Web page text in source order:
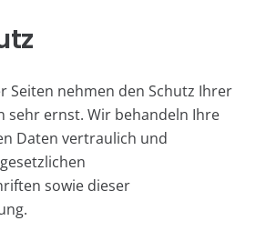
Seiten nehmen den Schutz Ihrer
sehr ernst. Wir behandeln Ihre
Daten vertraulich und
sowie dieser